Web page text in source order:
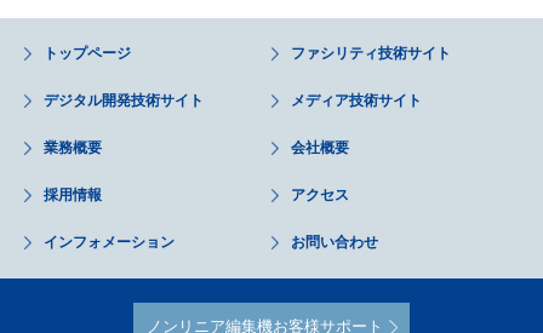
トップページ ファシリティ技術サイト
デジタル開発技術サイト メディア技術サイト
業務概要 会社概要
採用情報 アクセス
インフォメーション お問い合わせ
ノンリニア編集機お客様サポート